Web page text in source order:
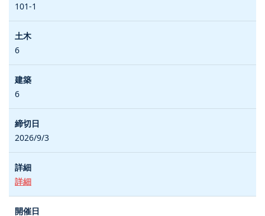
101-1
6
6
2026/9/3
詳細